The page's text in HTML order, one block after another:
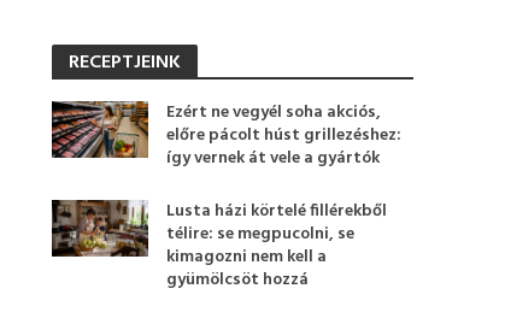
RECEPTJEINK
Ezért ne vegyél soha akciós,
előre pácolt húst grillezéshez:
így vernek át vele a gyártók
Lusta házi körtelé fillérekből
télire: se megpucolni, se
kimagozni nem kell a
gyümölcsöt hozzá